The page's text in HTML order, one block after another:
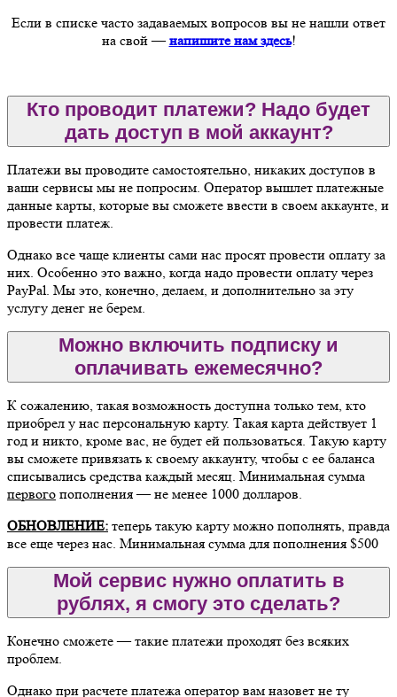
Если в списке часто задаваемых вопросов вы не нашли ответ
на свой —напишите нам здесь!
Кто проводит платежи? Надо будет
дать доступ в мой аккаунт?
Платежи вы проводите самостоятельно, никаких доступов в
ваши сервисы мы не попросим. Оператор вышлет платежные
данные карты, которые вы сможете ввести в своем аккаунте, и
провести платеж.
Однако все чаще клиенты сами нас просят провести оплату за
них. Особенно это важно, когда надо провести оплату через
PayPal. Мы это, конечно, делаем, и дополнительно за эту
услугу денег не берем.
Можно включить подписку и
оплачивать ежемесячно?
К сожалению, такая возможность доступна только тем, кто
приобрел у нас персональную карту. Такая карта действует 1
год и никто, кроме вас, не будет ей пользоваться. Такую карту
вы сможете привязать к своему аккаунту, чтобы с ее баланса
списывались средства каждый месяц. Минимальная сумма
первого пополнения — не менее 1000 долларов.
ОБНОВЛЕНИЕ: теперь такую карту можно пополнять, правда
все еще через нас. Минимальная сумма для пополнения $500
Мой сервис нужно оплатить в
рублях, я смогу это сделать?
Конечно сможете — такие платежи проходят без всяких
проблем.
Однако при расчете платежа оператор вам назовет не ту